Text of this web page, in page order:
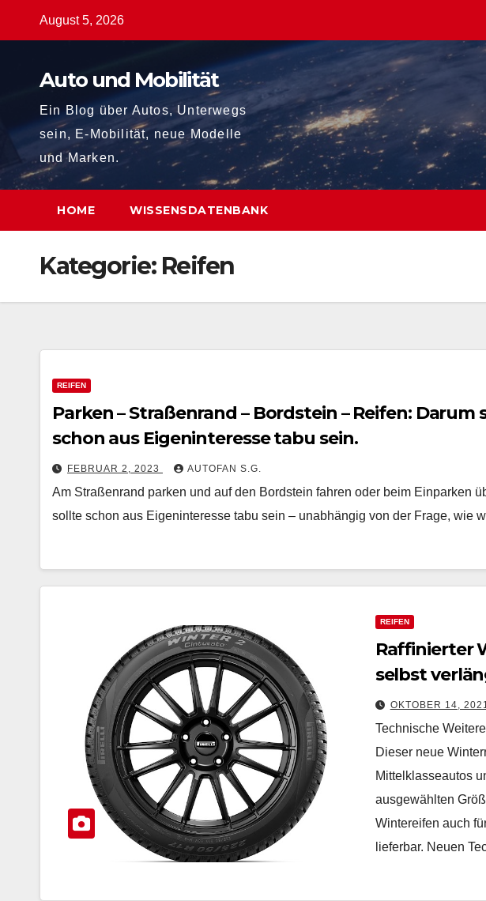
August 5, 2026
Auto und Mobilität
Ein Blog über Autos, Unterwegs
sein, E-Mobilität, neue Modelle
und Marken.
HOME WISSENSDATENBANK
Kategorie: Reifen
REIFEN
Parken – Straßenrand – Bordstein – Reifen:
schon aus Eigeninteresse tabu sein.
FEBRUAR 2, 2023 AUTOFAN S.G.
Am Straßenrand parken und auf den Bordstein fahren oder beim Einparken
sollte schon aus Eigeninteresse tabu sein – unabhängig von der Frage, wie
REIFEN
Raffinierter
selbst
Pirelli
OKTOBER 14,
Technische
Dieser neue
Mittelklasseautos
ausgewählten
Wintereifen auch
lieferbar. Neuen